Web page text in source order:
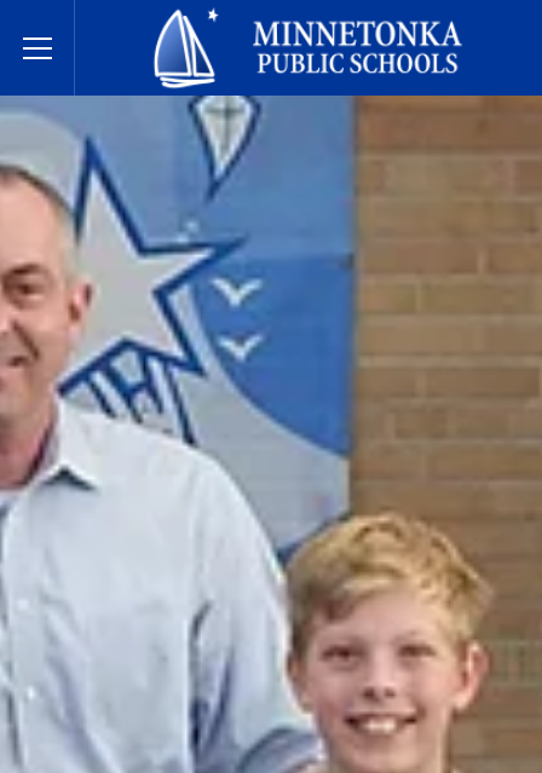
Toggle Menu
مدارس مينيتونكا العامة